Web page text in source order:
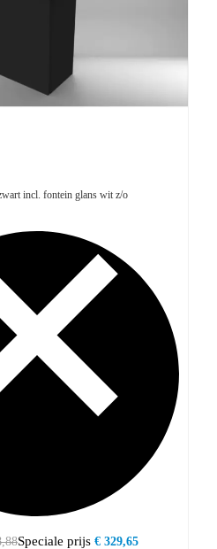
incl. fontein glans wit z/o
Speciale prijs € 329,65